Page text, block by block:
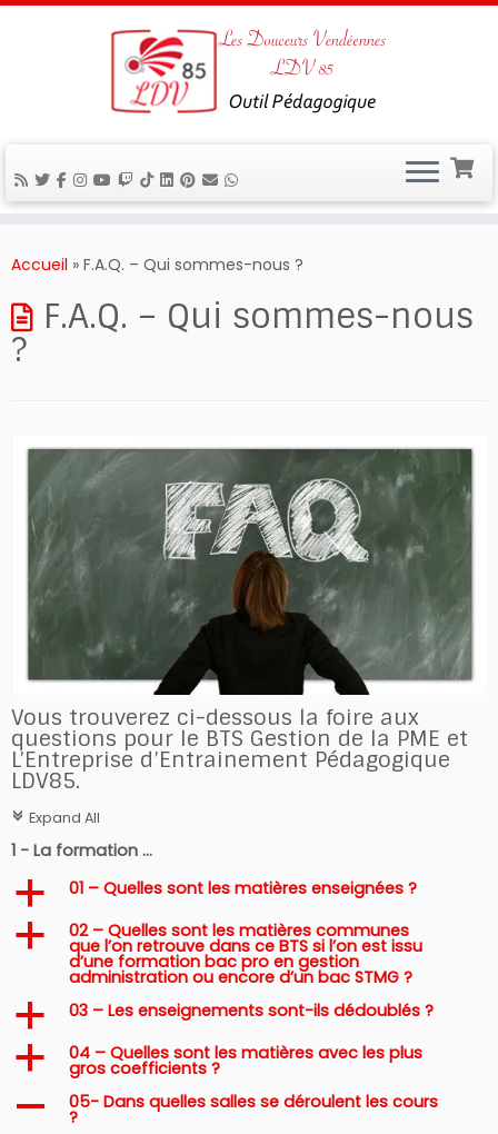
auAccueil » F.A.Q. – Qui sommes-nous ?
F.A.Q. – Qui sommes-nous
?
Vous trouverez ci-dessous la foire aux
questions pour le BTS Gestion de la PME et
L’Entreprise d’Entrainement Pédagogique
LDV85.
c Expand All
1 - La formation ...
a 01 – Quelles sont les matières enseignées ?
a 02 – Quelles sont les matières communes
que l’on retrouve dans ce BTS si l’on est issu
d’une formation bac pro en gestion
administration ou encore d’un bac STMG ?
a 03 – Les enseignements sont-ils dédoublés ?
a 04 – Quelles sont les matières avec les plus
gros coefficients ?
A 05- Dans quelles salles se déroulent les cours
?